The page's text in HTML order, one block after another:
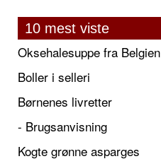
10 mest viste
Oksehalesuppe fra Belgien
Boller i selleri
Børnenes livretter
- Brugsanvisning
Kogte grønne asparges